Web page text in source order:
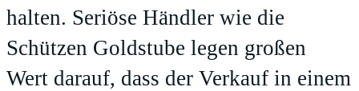
halten. Seriöse Händler wie die
Schützen Goldstube legen großen
Wert darauf, dass der Verkauf in einem